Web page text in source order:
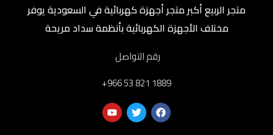
متجر الربيع أكبر متجر أجهزة كهربائية في السعودية يوفر
مختلف الأجهزة الكهربائية بأنظمة سداد مريحة
رقم التواصل
‎+966 53 821 1889